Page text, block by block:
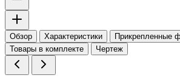
Обзор Характеристики
Прикрепленные
Товары в комплекте
Чертеж